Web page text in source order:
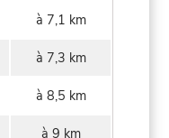
à 7,1 km
à 7,3 km
à 8,5 km
à 9 km